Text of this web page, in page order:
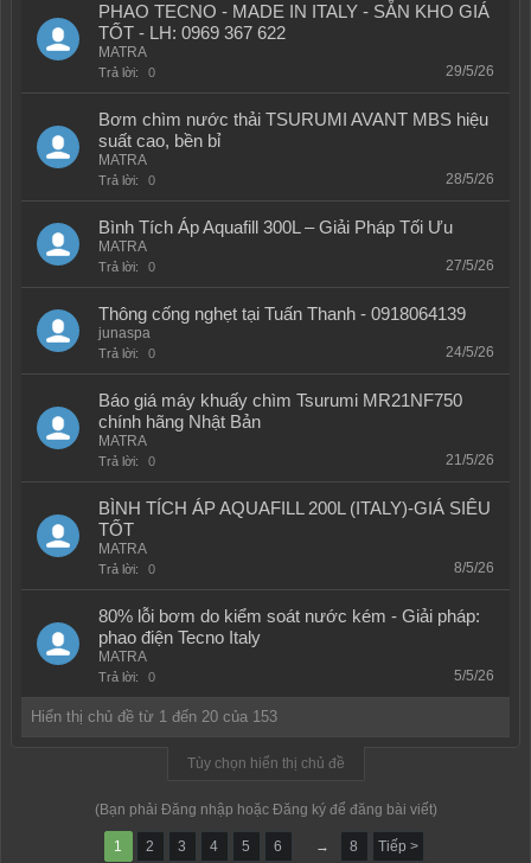
PHAO TECNO - MADE IN ITALY - SẴN KHO GIÁ
TỐT - LH: 0969 367 622
MATRA
Trả lời: 0 29/5/26
Bơm chìm nước thải TSURUMI AVANT MBS hiệu
suất cao, bền bỉ
MATRA
Trả lời: 0 28/5/26
Bình Tích Áp Aquafill 300L – Giải Pháp Tối Ưu
MATRA
Trả lời: 0 27/5/26
Thông cống nghẹt tại Tuấn Thanh - 0918064139
junaspa
Trả lời: 0 24/5/26
Báo giá máy khuấy chìm Tsurumi MR21NF750
chính hãng Nhật Bản
MATRA
Trả lời: 0 21/5/26
BÌNH TÍCH ÁP AQUAFILL 200L (ITALY)-GIÁ SIÊU
TỐT
MATRA
Trả lời: 0 8/5/26
80% lỗi bơm do kiểm soát nước kém - Giải pháp:
phao điện Tecno Italy
MATRA
Trả lời: 0 5/5/26
Hiển thị chủ đề từ 1 đến 20 của 153
Tùy chọn hiển thị chủ đề
(Bạn phải Đăng nhập hoặc Đăng ký để đăng bài viết)
1 2 3 4 5 6 → 8 Tiếp >